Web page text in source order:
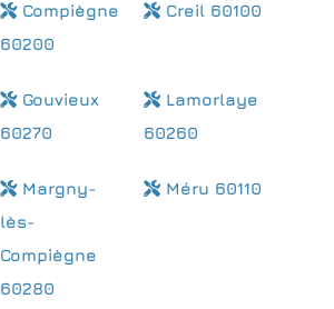
Compiègne
60200
Creil 60100
Gouvieux
60270
Lamorlaye
60260
Margny-
lès-
Compiègne
60280
Méru 60110